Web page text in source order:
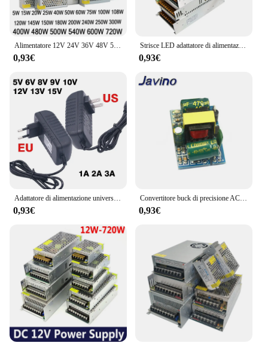
Alimentatore 12V 24V 36V 48V 5V DC SMPS 1A 2A 3A 5A 10A 110V AC 220V a 12Volt 48V 36V 10W 200W 300W 400W 500 alimentatore W 600W
0,93€
Strisce LED adattatore di alimentazione AC-DC 100-240V a 5V 12V 24V 36V 1A 2A 3A 5A 10A 20A 30A trasformatore alimentatore Switching SMPS
0,93€
Adattatore di alimentazione universale AC 220V a DC 5V 9V 12V 6V 8V 13V 15V 1A 2A 3A Adattatore di alimentazione 5 6 8 9 12 13 15 V Volt 12V Spina UE
0,93€
Convertitore buck di precisione AC-DC 5V 700mA 3,5W AC 220v a 5v DC step down Modulo di alimentazione trasformatore 12V 400MA 3,3V 700MA
0,93€